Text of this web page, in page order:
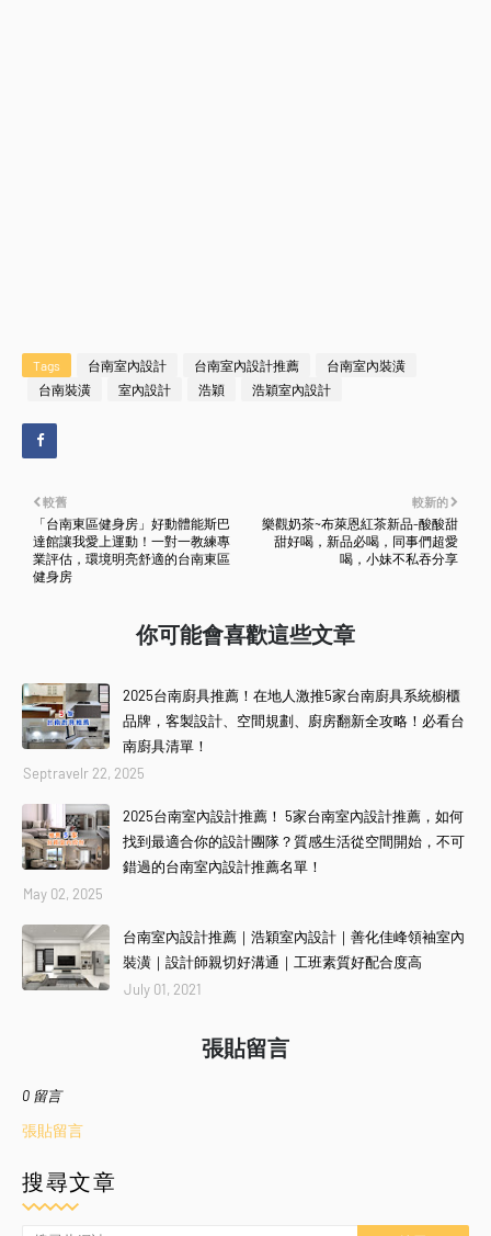
Tags 台南室內設計 台南室內設計推薦
台南室內裝潢
台南裝潢
室內設計 浩穎 浩穎室內設計
較新的
樂觀奶茶~布萊恩紅茶新品-酸酸甜
甜好喝，新品必喝，同事們超愛
喝，小妹不私吞分享
較舊
「台南東區健身房」好動體能斯巴
達館讓我愛上運動！一對一教練專
業評估，環境明亮舒適的台南東區
健身房
你可能會喜歡這些文章
2025台南廚具推薦！在地人激推5家台南廚具系統櫥櫃
品牌，客製設計、空間規劃、廚房翻新全攻略！必看台
南廚具清單！
Septravelr 22, 2025
2025台南室內設計推薦！ 5家台南室內設計推薦，如何
找到最適合你的設計團隊？質感生活從空間開始，不可
錯過的台南室內設計推薦名單！
May 02, 2025
台南室內設計推薦｜浩穎室內設計｜善化佳峰領袖室內
裝潢｜設計師親切好溝通｜工班素質好配合度高
July 01, 2021
張貼留言
0 留言
張貼留言
搜尋文章